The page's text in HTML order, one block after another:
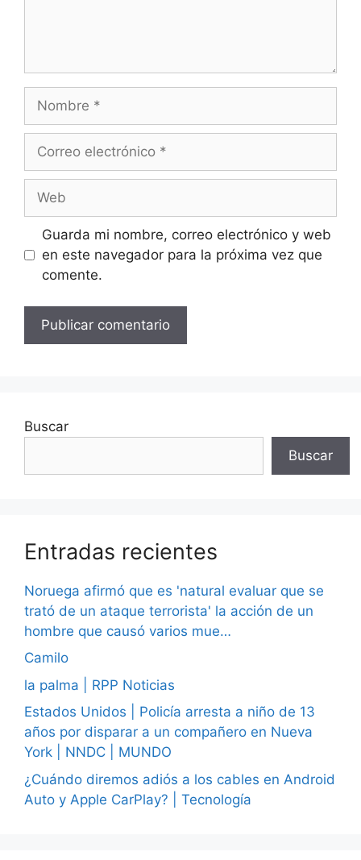
Nombre
Correo
Web
Guarda mi nombre, correo electrónico y web
en este navegador para la próxima vez que
comente.
Buscar
Buscar
Entradas recientes
Noruega afirmó que es 'natural evaluar que se
trató de un ataque terrorista' la acción de un
hombre que causó varios mue…
Camilo
la palma | RPP Noticias
Estados Unidos | Policía arresta a niño de 13
años por disparar a un compañero en Nueva
York | NNDC | MUNDO
¿Cuándo diremos adiós a los cables en Android
Auto y Apple CarPlay? | Tecnología